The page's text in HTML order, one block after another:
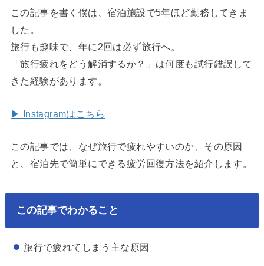
この記事を書く僕は、宿泊施設で5年ほど勤務してきま
した。
旅行も趣味で、年に2回は必ず旅行へ。
「旅行疲れをどう解消するか？」は何度も試行錯誤して
きた経験があります。
▶ Instagramはこちら
この記事では、なぜ旅行で疲れやすいのか、その原因
と、宿泊先で簡単にできる疲労回復方法を紹介します。
この記事でわかること
旅行で疲れてしまう主な原因